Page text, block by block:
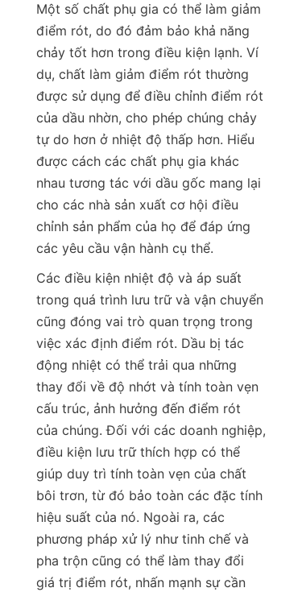
Một số chất phụ gia có thể làm giảm
điểm rót, do đó đảm bảo khả năng
chảy tốt hơn trong điều kiện lạnh. Ví
dụ, chất làm giảm điểm rót thường
được sử dụng để điều chỉnh điểm rót
của dầu nhờn, cho phép chúng chảy
tự do hơn ở nhiệt độ thấp hơn. Hiểu
được cách các chất phụ gia khác
nhau tương tác với dầu gốc mang lại
cho các nhà sản xuất cơ hội điều
chỉnh sản phẩm của họ để đáp ứng
các yêu cầu vận hành cụ thể.
Các điều kiện nhiệt độ và áp suất
trong quá trình lưu trữ và vận chuyển
cũng đóng vai trò quan trọng trong
việc xác định điểm rót. Dầu bị tác
động nhiệt có thể trải qua những
thay đổi về độ nhớt và tính toàn vẹn
cấu trúc, ảnh hưởng đến điểm rót
của chúng. Đối với các doanh nghiệp,
điều kiện lưu trữ thích hợp có thể
giúp duy trì tính toàn vẹn của chất
bôi trơn, từ đó bảo toàn các đặc tính
hiệu suất của nó. Ngoài ra, các
phương pháp xử lý như tinh chế và
pha trộn cũng có thể làm thay đổi
giá trị điểm rót, nhấn mạnh sự cần